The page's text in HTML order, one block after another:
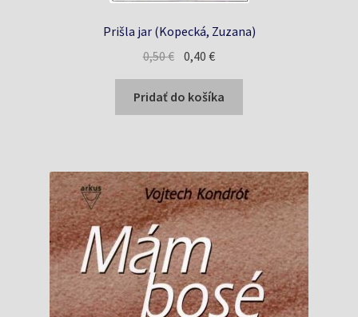
Prišla jar (Kopecká, Zuzana)
0,50€ Pôvodná
bola:
0,50 €.
0,40€Aktuálna
je:
0,40 €.
Pridať do košíka